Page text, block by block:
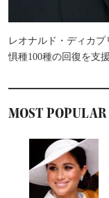
レオナルド・ディカ
惧種100種の回復を支援
MOST POPULAR